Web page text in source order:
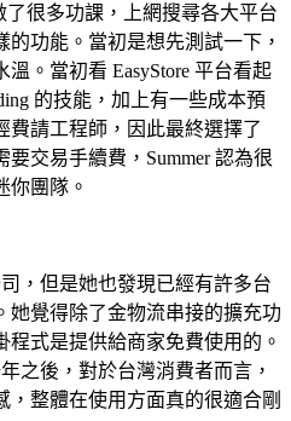
了很多功課，上網搜尋各大平台
功能。當初是想先測試一下，
。當初看 EasyStore 平台看起
的技能，加上有一些成本預
費請工程師，因此最終選擇了
要交易手續費，Summer 認為很
你團隊。
，但是她也發現已經有許多台
她覺得除了金物流串接的擴充功
式是提供給商家免費使用的。
之後，對於台灣消費者而言，
整體在使用方面真的很適合剛